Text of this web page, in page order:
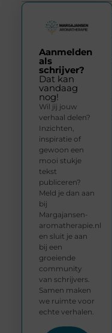
Aanmelden
als
schrijver?
Dat kan
vandaag
nog!
Wil jij jouw
verhaal delen?
Inzichten,
inspiratie of
gewoon een
mooi stukje
tekst
publiceren?
Meld je dan aan
bij
Margajansen-
aromatherapie.nl
en sluit je aan
bij een
groeiende
community
van schrijvers.
Samen maken
we ruimte voor
echte verhalen.